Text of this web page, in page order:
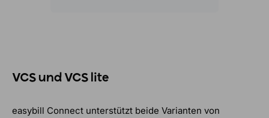
VCS und VCS lite
easybill Connect unterstützt beide Varianten von